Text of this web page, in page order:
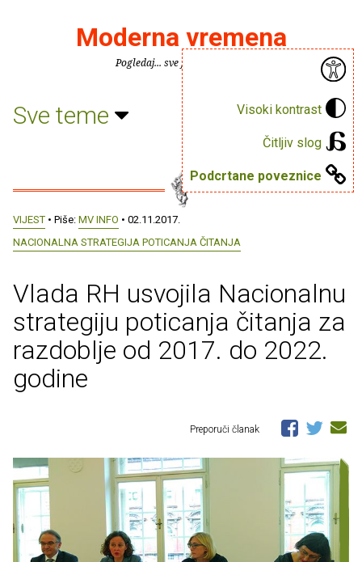
Visoki kontrast
Čitljiv slog
Podcrtane poveznice
Moderna vremena
Pogledaj... sve je puno knjiga.
Sve teme
VIJEST • Piše: MV INFO • 02.11.2017.
NACIONALNA STRATEGIJA POTICANJA ČITANJA
Vlada RH usvojila Nacionalnu
strategiju poticanja čitanja za
razdoblje od 2017. do 2022.
godine
Preporuči članak